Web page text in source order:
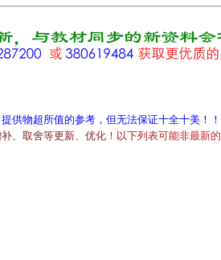
供物超所值的参考，但无法保证十全十美！！
补、 取舍等更新、 优化 ！ 以下列 表可能非最新的